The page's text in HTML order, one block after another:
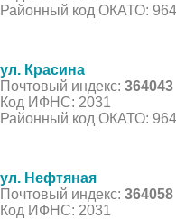
Районный код ОКАТО:
ул. Красина
Почтовый индекс: 364043
Код ИФНС: 2031
Районный код ОКАТО:
ул. Нефтяная
Почтовый индекс: 364058
Код ИФНС: 2031